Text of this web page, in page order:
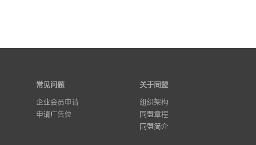
常见问题
企业会员申请
申请广告位
关于同盟
组织架构
同盟章程
同盟简介